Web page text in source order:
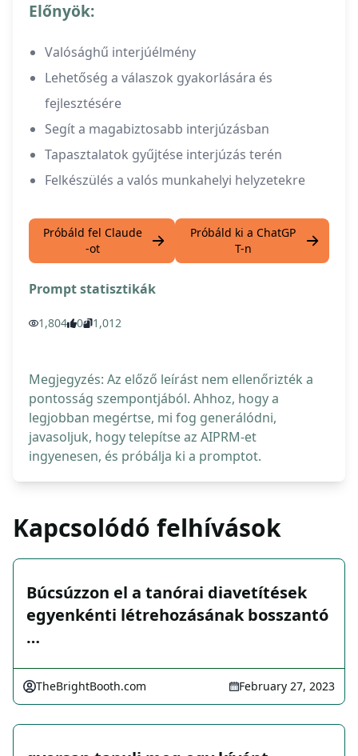
Előnyök:
Valósághű interjúélmény
Lehetőség a válaszok gyakorlására és
fejlesztésére
Segít a magabiztosabb interjúzásban
Tapasztalatok gyűjtése interjúzás terén
Felkészülés a valós munkahelyi helyzetekre
Próbáld fel Claude
-ot
Próbáld ki a ChatGP
T-n
Prompt statisztikák
1,804 0 1,012
Megjegyzés: Az előző leírást nem ellenőrizték a
pontosság szempontjából. Ahhoz, hogy a
legjobban megértse, mi fog generálódni,
javasoljuk, hogy telepítse az AIPRM-et
ingyenesen, és próbálja ki a promptot.
Kapcsolódó felhívások
Búcsúzzon el a tanórai diavetítések
egyenkénti létrehozásának bosszantó
…
TheBrightBooth.com February 27, 2023